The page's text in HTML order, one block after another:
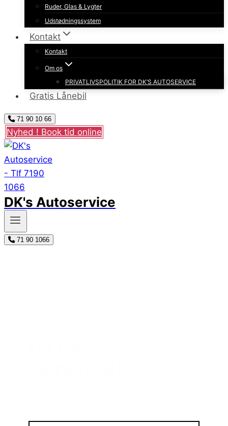
Ruder, Glas & Lygter
Udstødningssystem
Kontakt
Kontakt
Om os
PRIVATLIVSPOLITIK FOR DK’S AUTOSERVICE
Gratis Lånebil
71 90 10 66
Nyhed ! Book tid online
DK's Autoservice
71 90 1066